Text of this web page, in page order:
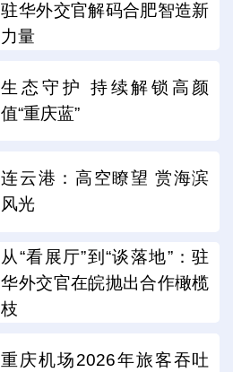
驻华外交官解码合肥智造新
力量
生态守护 持续解锁高颜
值“重庆蓝”
连云港：高空瞭望 赏海滨
风光
从“看展厅”到“谈落地”：驻
华外交官在皖抛出合作橄榄
枝
重庆机场2026年旅客吞吐